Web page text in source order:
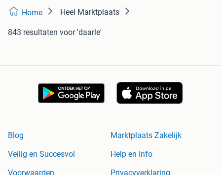
Home Heel Marktplaats
843 resultaten voor 'daarle'
Blog
Marktplaats Zakelijk
Veilig en Succesvol
Help en Info
Voorwaarden
Privacyverklaring